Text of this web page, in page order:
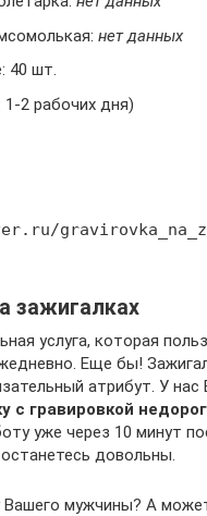
нет данных
40 шт.
1-2 рабочих дня)
зажигалках
услуга, которая
Еще бы!
атрибут. У
с гравировкой
уже через 10 минут
довольны.
Вашего мужчины? А